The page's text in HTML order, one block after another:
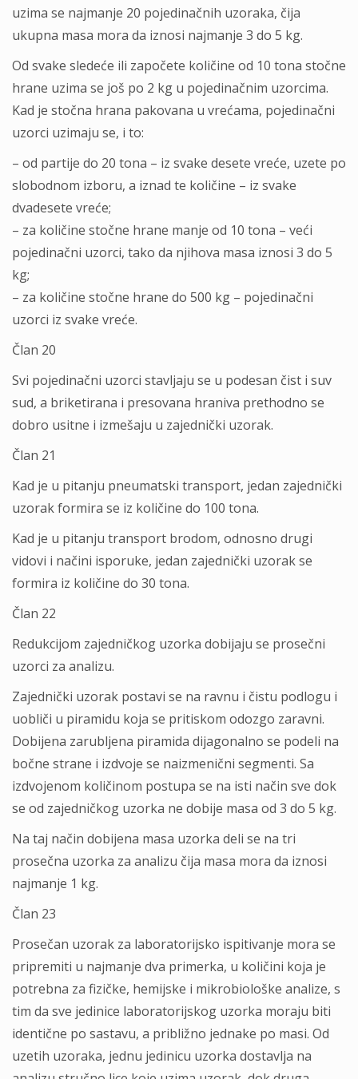
uzima se najmanje 20 pojedinačnih uzoraka, čija
ukupna masa mora da iznosi najmanje 3 do 5 kg.
Od svake sledeće ili započete količine od 10 tona stočne
hrane uzima se još po 2 kg u pojedinačnim uzorcima.
Kad je stočna hrana pakovana u vrećama, pojedinačni
uzorci uzimaju se, i to:
– od partije do 20 tona – iz svake desete vreće, uzete po
slobodnom izboru, a iznad te količine – iz svake
dvadesete vreće;
– za količine stočne hrane manje od 10 tona – veći
pojedinačni uzorci, tako da njihova masa iznosi 3 do 5
kg;
– za količine stočne hrane do 500 kg – pojedinačni
uzorci iz svake vreće.
Član 20
Svi pojedinačni uzorci stavljaju se u podesan čist i suv
sud, a briketirana i presovana hraniva prethodno se
dobro usitne i izmešaju u zajednički uzorak.
Član 21
Kad je u pitanju pneumatski transport, jedan zajednički
uzorak formira se iz količine do 100 tona.
Kad je u pitanju transport brodom, odnosno drugi
vidovi i načini isporuke, jedan zajednički uzorak se
formira iz količine do 30 tona.
Član 22
Redukcijom zajedničkog uzorka dobijaju se prosečni
uzorci za analizu.
Zajednički uzorak postavi se na ravnu i čistu podlogu i
uobliči u piramidu koja se pritiskom odozgo zaravni.
Dobijena zarubljena piramida dijagonalno se podeli na
bočne strane i izdvoje se naizmenični segmenti. Sa
izdvojenom količinom postupa se na isti način sve dok
se od zajedničkog uzorka ne dobije masa od 3 do 5 kg.
Na taj način dobijena masa uzorka deli se na tri
prosečna uzorka za analizu čija masa mora da iznosi
najmanje 1 kg.
Član 23
Prosečan uzorak za laboratorijsko ispitivanje mora se
pripremiti u najmanje dva primerka, u količini koja je
potrebna za fizičke, hemijske i mikrobiološke analize, s
tim da sve jedinice laboratorijskog uzorka moraju biti
identične po sastavu, a približno jednake po masi. Od
uzetih uzoraka, jednu jedinicu uzorka dostavlja na